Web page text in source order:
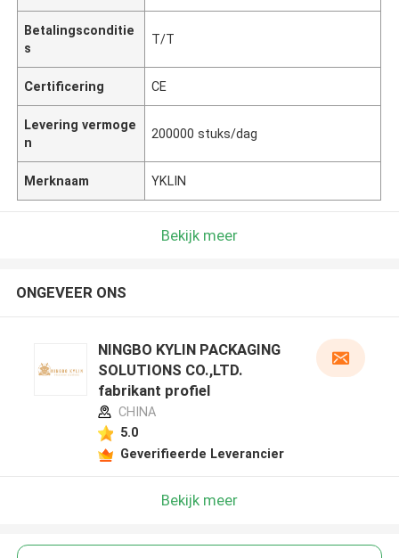
Betalingsconditie
s
T/T
Certificering CE
Levering vermoge
n
200000 stuks/dag
Merknaam YKLIN
Bekijk meer
ONGEVEER ONS
NINGBO KYLIN PACKAGING
SOLUTIONS CO.,LTD.
fabrikant profiel
CHINA
5.0
Geverifieerde Leverancier
Bekijk meer